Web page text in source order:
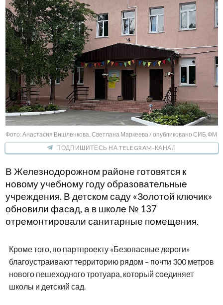
Фото: Анастасия Вишленкова, Светлана Маркеева / опубликовано СИБ.ФМ
ПОДПИШИТЕСЬ НА TELEGRAM-КАНАЛ
В Железнодорожном районе готовятся к
новому учебному году образовательные
учреждения. В детском саду «Золотой ключик»
обновили фасад, а в школе № 137
отремонтировали санитарные помещения.
Кроме того, по партпроекту «Безопасные дороги»
благоустраивают территорию рядом – почти 300 метров
нового пешеходного тротуара, который соединяет
школы и детский сад.